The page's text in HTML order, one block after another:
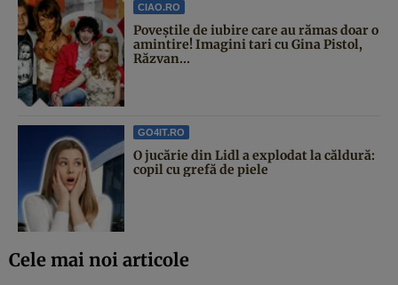
CIAO.RO
Poveştile de iubire care au rămas doar o
amintire! Imagini tari cu Gina Pistol,
Răzvan...
GO4IT.RO
O jucărie din Lidl a explodat la căldură:
copil cu grefă de piele
Cele mai noi articole